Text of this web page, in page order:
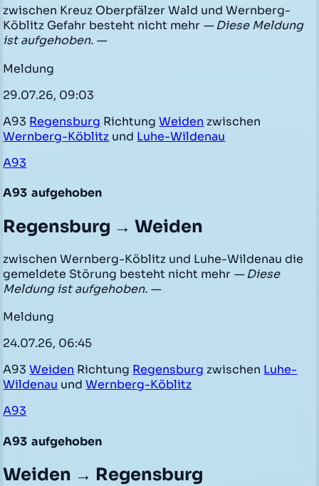
zwischen Kreuz Oberpfälzer Wald und Wernberg-
Köblitz Gefahr besteht nicht mehr — Diese Meldung
ist aufgehoben. —
Meldung
29.07.26, 09:03
A93 Regensburg RichtungWeiden zwischen
Wernberg-Köblitz und Luhe-Wildenau
A93
A93 aufgehoben
Regensburg → Weiden
zwischen Wernberg-Köblitz und Luhe-Wildenau die
gemeldete Störung besteht nicht mehr — Diese
Meldung ist aufgehoben. —
Meldung
24.07.26, 06:45
A93Weiden Richtung Regensburg zwischen Luhe-
Wildenau undWernberg-Köblitz
A93
A93 aufgehoben
Weiden → Regensburg